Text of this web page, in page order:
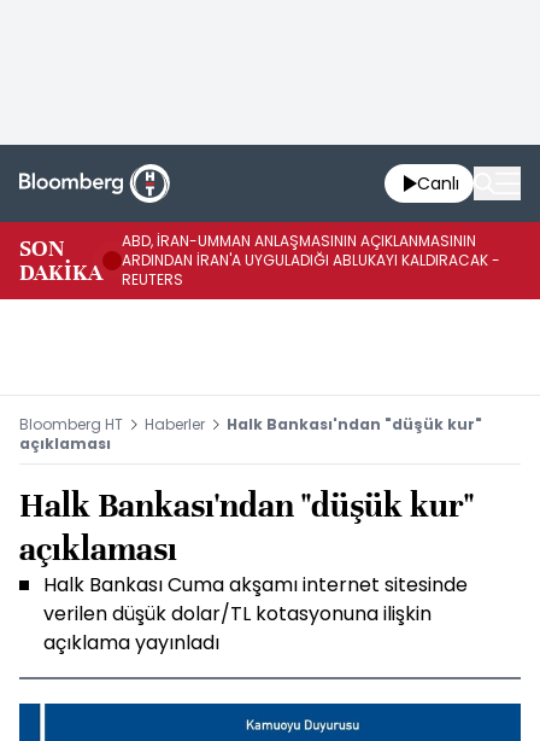
Canlı
SON
DAKİKA
ABD, İRAN-UMMAN ANLAŞMASININ AÇIKLANMASININ
ARDINDAN İRAN'A UYGULADIĞI ABLUKAYI KALDIRACAK -
REUTERS
Bloomberg HT Haberler
Halk Bankası'ndan "düşük kur"
açıklaması
Halk Bankası'ndan "düşük kur"
açıklaması
Halk Bankası Cuma akşamı internet sitesinde
verilen düşük dolar/TL kotasyonuna ilişkin
açıklama yayınladı